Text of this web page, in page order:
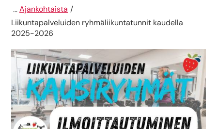
Ajankohtaista
Liikuntapalveluiden ryhmäliikuntatunnit kaudella
2025-2026